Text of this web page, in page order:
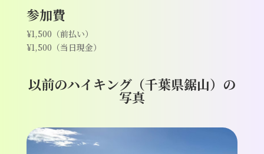
参加費
¥1,500（前払い）
¥1,500（当日現金）
以前のハイキング（千葉県鋸山）の
写真